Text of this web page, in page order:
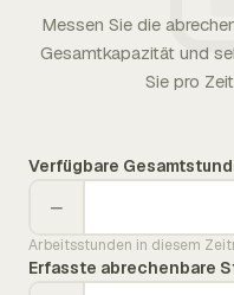
Messen Sie die
Gesamtkapazität und
Sie pro
Verfügbare
−
Arbeitsstunden in diesem
Erfasste abrechenbare